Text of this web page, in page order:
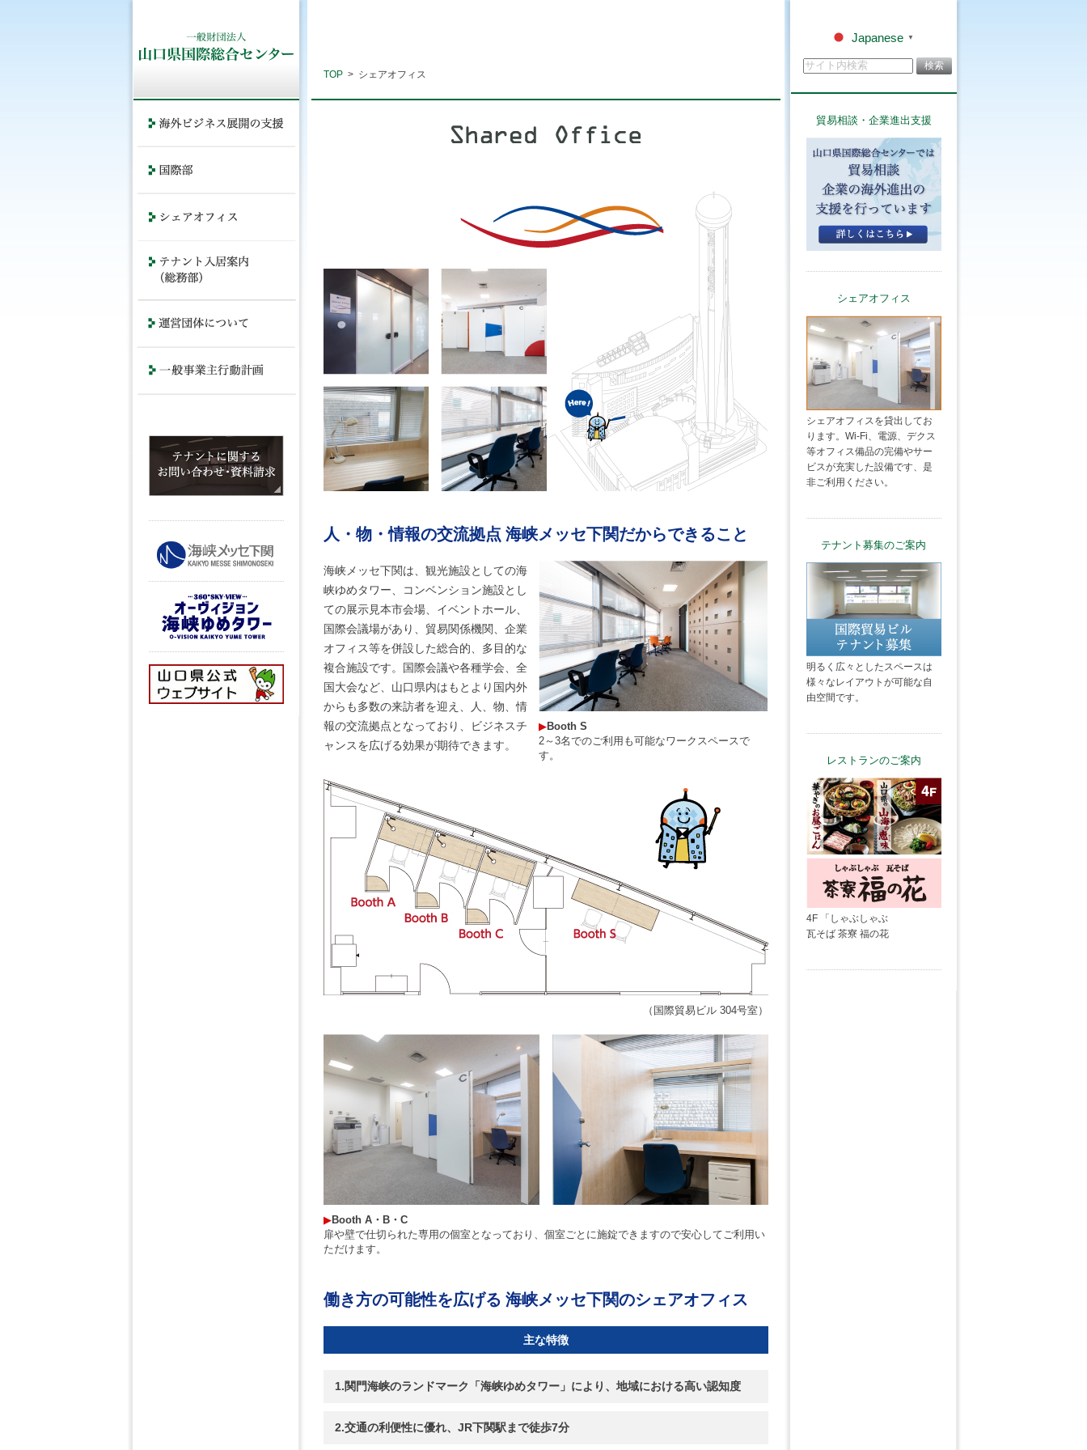
TOP > シェアオフィス
人・物・情報の交流拠点 海峡メッセ下関だからできること
海峡メッセ下関は、観光施設としての海
峡ゆめタワー、コンベンション施設とし
ての展示見本市会場、イベントホール、
国際会議場があり、貿易関係機関、企業
オフィス等を併設した総合的、多目的な
複合施設です。国際会議や各種学会、全
国大会など、山口県内はもとより国内外
からも多数の来訪者を迎え、人、物、情
報の交流拠点となっており、ビジネスチ
ャンスを広げる効果が期待できます。
▶︎Booth S
2～3名でのご利用も可能なワークスペースで
す。
（国際貿易ビル 304号室）
▶︎Booth A・B・C
扉や壁で仕切られた専用の個室となっており、個室ごとに施錠できますので安心してご利用い
ただけます。
働き方の可能性を広げる 海峡メッセ下関のシェアオフィス
主な特徴
1.関門海峡のランドマーク「海峡ゆめタワー」により、地域における高い認知度
2.交通の利便性に優れ、JR下関駅まで徒歩7分
Japanese ▼
貿易相談・企業進出支援
シェアオフィス
シェアオフィスを貸出してお
ります。Wi-Fi、電源、デクス
等オフィス備品の完備やサー
ビスが充実した設備です、是
非ご利用ください。
テナント募集のご案内
明るく広々としたスペースは
様々なレイアウトが可能な自
由空間です。
レストランのご案内
4F 「しゃぶしゃぶ
瓦そば 茶寮 福の花